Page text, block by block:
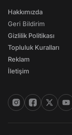
Hakkımızda
Geri Bildirim
Gizlilik Politikası
Topluluk Kuralları
Reklam
İletişim